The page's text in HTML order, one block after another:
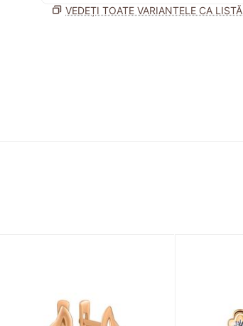
VEDEȚI TOATE VARIANTELE CA LISTĂ